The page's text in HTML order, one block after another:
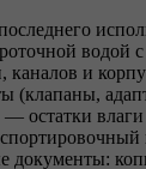
каналов и
(клапаны,
— остатки
документы: